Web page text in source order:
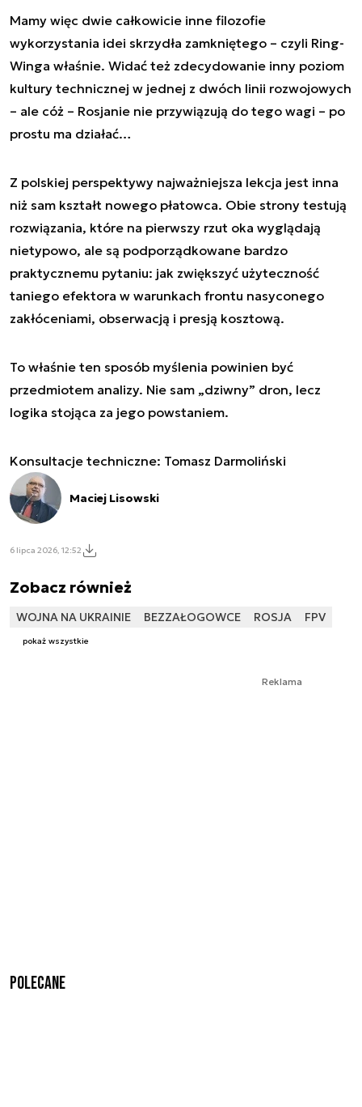
Mamy więc dwie całkowicie inne filozofie
wykorzystania idei skrzydła zamkniętego – czyli Ring-
Winga właśnie. Widać też zdecydowanie inny poziom
kultury technicznej w jednej z dwóch linii rozwojowych
– ale cóż – Rosjanie nie przywiązują do tego wagi – po
prostu ma działać…
Z polskiej perspektywy najważniejsza lekcja jest inna
niż sam kształt nowego płatowca. Obie strony testują
rozwiązania, które na pierwszy rzut oka wyglądają
nietypowo, ale są podporządkowane bardzo
praktycznemu pytaniu: jak zwiększyć użyteczność
taniego efektora w warunkach frontu nasyconego
zakłóceniami, obserwacją i presją kosztową.
To właśnie ten sposób myślenia powinien być
przedmiotem analizy. Nie sam „dziwny” dron, lecz
logika stojąca za jego powstaniem.
Konsultacje techniczne: Tomasz Darmoliński
Maciej Lisowski
6 lipca 2026, 12:52
Zobacz również
WOJNA NA UKRAINIE BEZZAŁOGOWCE ROSJA FPV
pokaż wszystkie
Reklama
Polecane